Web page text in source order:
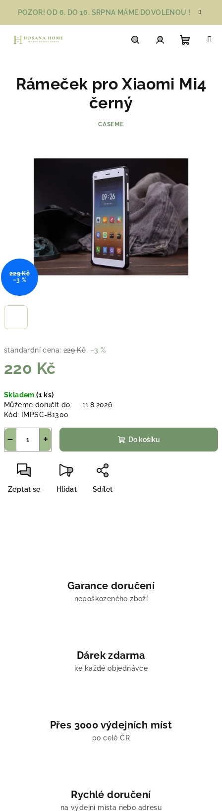
obsah
POZOR! OD 6. DO 16. SRPNA MÁME DOVOLENOU !
košík
standardní cena: 229 Kč –3 %
220 Kč
cena:
Skladem(1 ks)
Můžeme doručit do:
11.8.2026
Kód:
IMPSC-B1300
+
− Do košíku
Zeptat se Hlídat Sdílet
Rámeček pro Xiaomi Mi4
černý
CASEME
229 Kč
–3 %
Garance doručení
nepoškozeného zboží
Dárek zdarma
ke každé objednávce
Přes 3000 výdejních míst
po celé ČR
Rychlé doručení
na výdejní místa nebo adresu